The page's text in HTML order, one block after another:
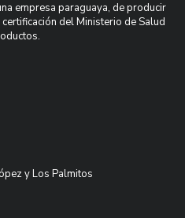
empresa paraguaya, de producir
del Ministerio de Salud
y Los Palmitos